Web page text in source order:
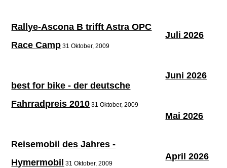
Rallye-Ascona B trifft Astra OPC
Race Camp 31 Oktober, 2009
best for bike - der deutsche
Fahrradpreis 2010 31 Oktober, 2009
Reisemobil des Jahres -
Hymermobil 31 Oktober, 2009
Juli 2026
Juni 2026
Mai 2026
April 2026